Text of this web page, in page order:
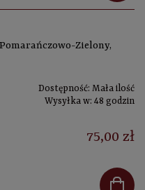
Zielony,
Dostępność: Mała ilość
Wysyłka w: 48 godzin
75,00 zł